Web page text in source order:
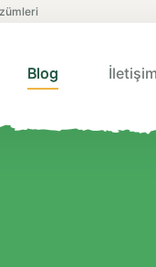
Blog İletişim